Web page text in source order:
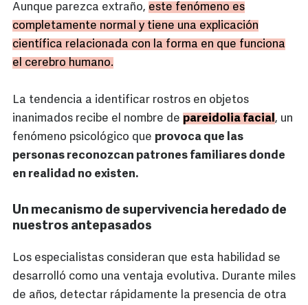
Aunque parezca extraño, este fenómeno es
completamente normal y tiene una explicación
científica relacionada con la forma en que funciona
el cerebro humano.
La tendencia a identificar rostros en objetos
inanimados recibe el nombre de pareidolia facial, un
fenómeno psicológico que provoca que las
personas reconozcan patrones familiares donde
en realidad no existen.
Un mecanismo de supervivencia heredado de
nuestros antepasados
Los especialistas consideran que esta habilidad se
desarrolló como una ventaja evolutiva. Durante miles
de años, detectar rápidamente la presencia de otra